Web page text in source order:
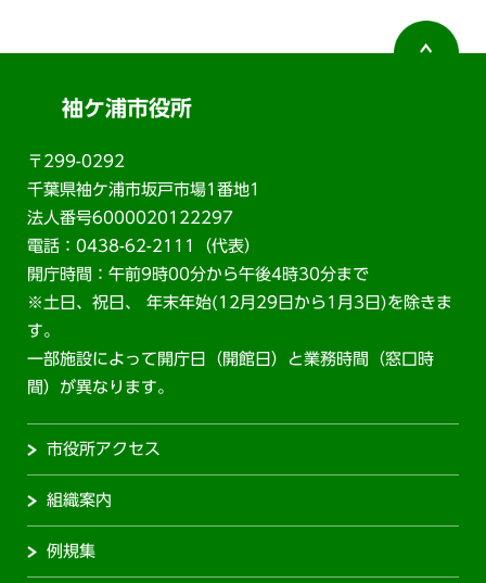
袖ケ浦市役所
〒299-0292
千葉県袖ケ浦市坂戸市場1番地1
法人番号6000020122297
電話：0438-62-2111（代表）
開庁時間：午前9時00分から午後4時30分まで
※土日、祝日、 年末年始(12月29日から1月3日)を除きま
す。
一部施設によって開庁日（開館日）と業務時間（窓口時
間）が異なります。
市役所アクセス
組織案内
例規集